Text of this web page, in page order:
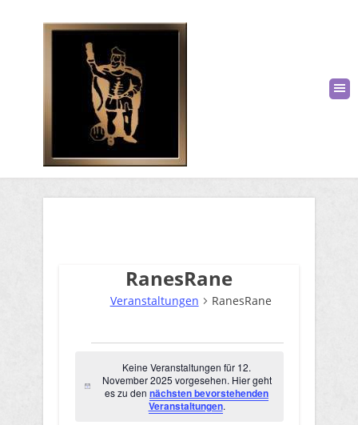
RanesRane
Veranstaltungen RanesRane
für
Hinweis
Keine Veranstaltungen für 12.
November 2025 vorgesehen. Hier geht
es zu den nächsten bevorstehenden
Veranstaltungen.